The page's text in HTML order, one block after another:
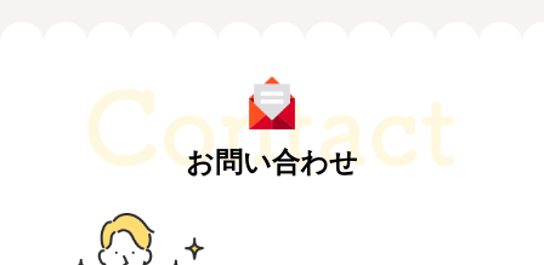
お問い合わせ